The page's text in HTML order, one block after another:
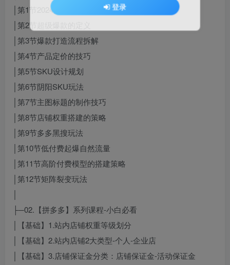
│第1节2024拼多多运营方向
│第2节超级爆款的定义
│第3节爆款打造流程拆解
│第4节产品定价的技巧
│第5节SKU设计规划
│第6节阴阳SKU玩法
│第7节主图标题的制作技巧
│第8节店铺权重搭建的策略
│第9节多多黑搜玩法
│第10节低付费起爆自然流量
│第11节高阶付费模型的搭建策略
│第12节矩阵裂变玩法
├─02.【拼多多】系列课程-小白必看
│【基础】1.站内店铺权重等级划分
│【基础】2.站内店铺2大类型-个人-企业店
│【基础】3.店铺保证金分类：店铺保证金-活动保证金
登录